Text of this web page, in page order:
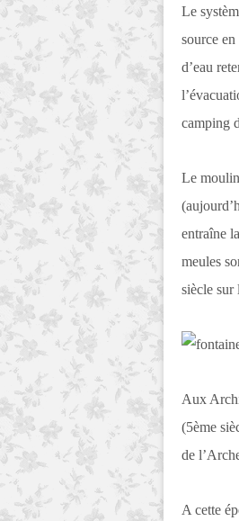
Le
source
d’eau
camping
Le
entraîne
meules
siècle sur
Aux
(5ème
de
A cette